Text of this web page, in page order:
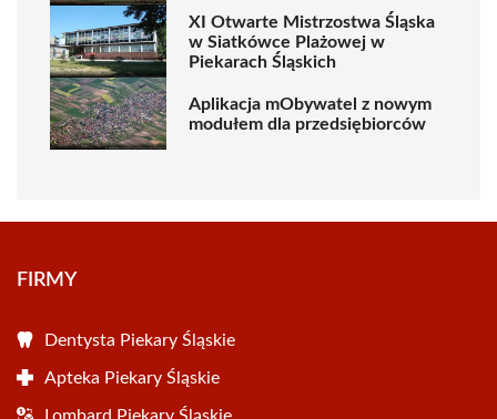
XI Otwarte Mistrzostwa Śląska
w Siatkówce Plażowej w
Piekarach Śląskich
Aplikacja mObywatel z nowym
modułem dla przedsiębiorców
FIRMY
Dentysta Piekary Śląskie
Apteka Piekary Śląskie